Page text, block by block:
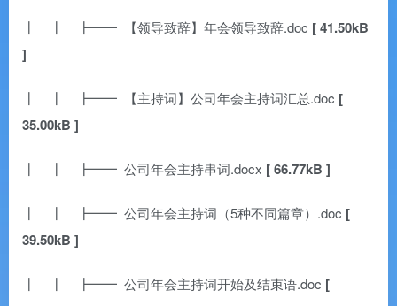
┃ ┃ ┣━━ 【领导致辞】年会领导致辞.doc [ 41.50kB
]
┃ ┃ ┣━━ 【主持词】公司年会主持词汇总.doc [
35.00kB ]
┃ ┃ ┣━━ 公司年会主持串词.docx [ 66.77kB ]
┃ ┃ ┣━━ 公司年会主持词（5种不同篇章）.doc [
39.50kB ]
┃ ┃ ┣━━ 公司年会主持词开始及结束语.doc [